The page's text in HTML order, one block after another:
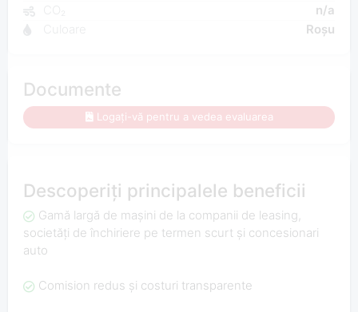
n/a
Roșu
Documente
Logați-vă pentru a vedea evaluarea
Descoperiți principalele beneficii
Gamă largă de mașini de la companii de leasing,
societăți de închiriere pe termen scurt și concesionari
auto
Comision redus și costuri transparente